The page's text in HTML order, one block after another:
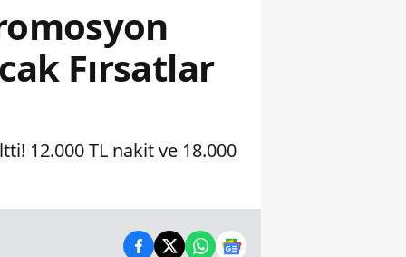
Fırsatlar
12.000 TL nakit ve 18.000